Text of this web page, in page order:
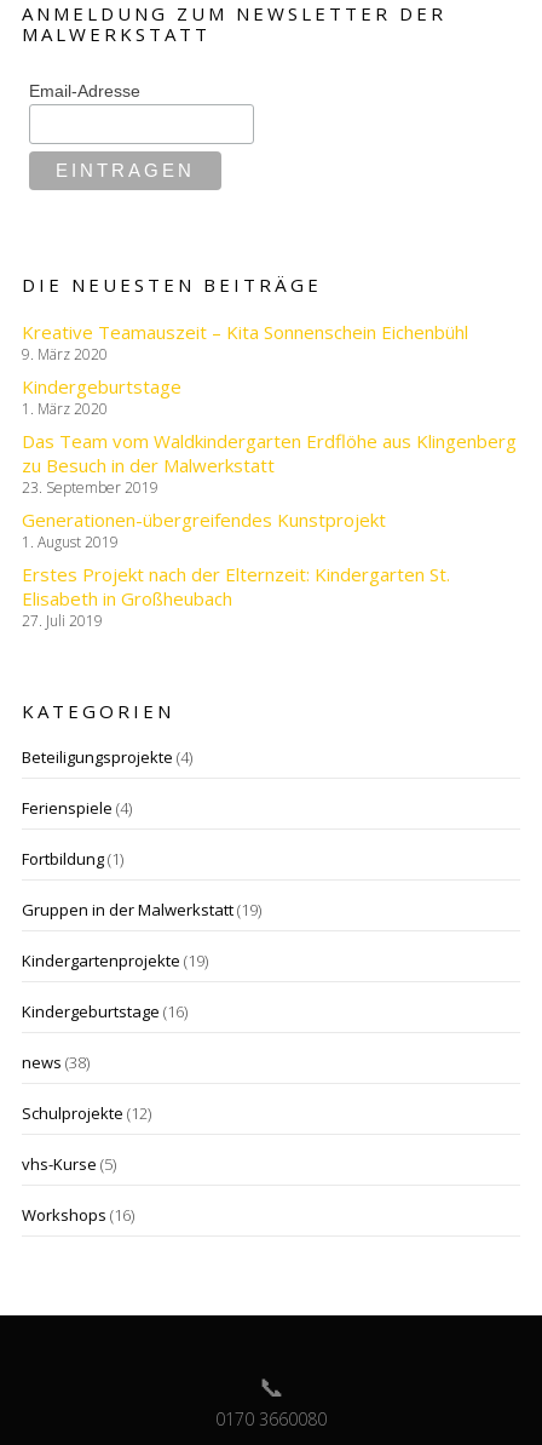
ANMELDUNG ZUM NEWSLETTER DER
MALWERKSTATT
Email-Adresse
DIE NEUESTEN BEITRÄGE
Kreative Teamauszeit – Kita Sonnenschein Eichenbühl
9. März 2020
Kindergeburtstage
1. März 2020
Das Team vom Waldkindergarten Erdflöhe aus Klingenberg
zu Besuch in der Malwerkstatt
23. September 2019
Generationen-übergreifendes Kunstprojekt
1. August 2019
Erstes Projekt nach der Elternzeit: Kindergarten St.
Elisabeth in Großheubach
27. Juli 2019
KATEGORIEN
Beteiligungsprojekte (4)
Ferienspiele (4)
Fortbildung(1)
Gruppen in der Malwerkstatt(19)
Kindergartenprojekte (19)
Kindergeburtstage (16)
news (38)
Schulprojekte (12)
vhs-Kurse (5)
Workshops (16)
0170 3660080